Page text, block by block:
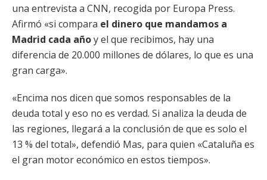
una entrevista a CNN, recogida por Europa Press.
Afirmó «si compara el dinero que mandamos a
Madrid cada añoy el que recibimos, hay una
diferencia de 20.000 millones de dólares, lo que es una
gran carga».
«Encima nos dicen que somos responsables de la
deuda total y eso no es verdad. Si analiza la deuda de
las regiones, llegará a la conclusión de que es solo el
13 % del total», defendió Mas, para quien «Cataluña es
el gran motor económico en estos tiempos».